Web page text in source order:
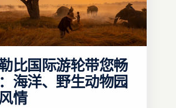
比国际游轮带您畅
海洋、野生动物园
情